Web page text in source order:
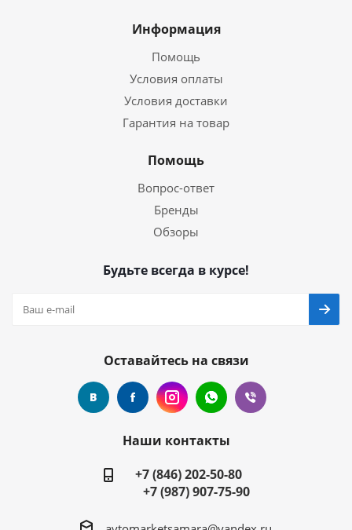
Информация
Помощь
Условия оплаты
Условия доставки
Гарантия на товар
Помощь
Вопрос-ответ
Бренды
Обзоры
Будьте всегда в курсе!
Оставайтесь на связи
Наши контакты
+7 (846) 202-50-80
+7 (987) 907-75-90